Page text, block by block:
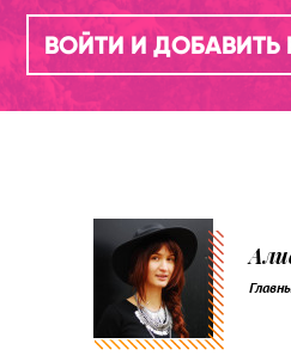
ВОЙТИ И ДОБАВИТЬ